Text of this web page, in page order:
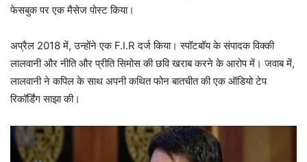
फेसबुक पर एक मैसेज पोस्ट किया।
अप्रैल 2018 में, उन्होंने एक F.I.R दर्ज किया। स्पॉटबॉय के संपादक विक्की
लालवानी और नीति और प्रीति सिमोस की छवि खराब करने के आरोप में। जवाब में,
लालवानी ने कपिल के साथ अपनी कथित फोन बातचीत की एक ऑडियो टेप
रिकॉर्डिंग साझा की।